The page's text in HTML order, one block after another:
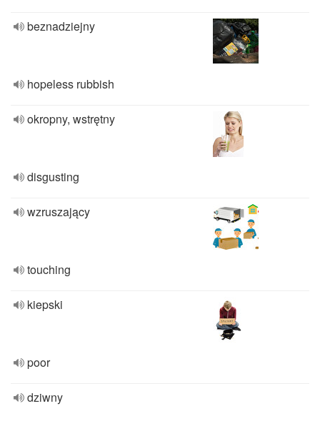
beznadziejny
hopeless rubbish
okropny, wstrętny
disgusting
wzruszający
touching
kiepski
poor
dziwny